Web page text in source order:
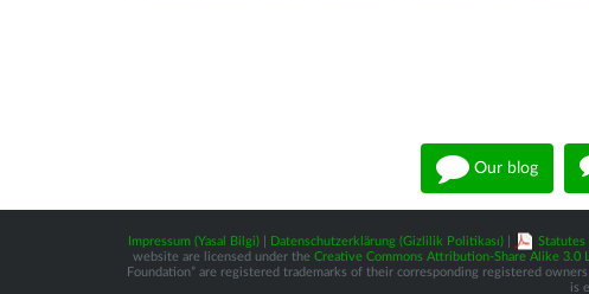
Our blog
Impressum (Yasal Bilgi) Datenschutzerklärung (Gizlilik Politikası) Statutes
website are licensed under the Creative Commons Attribution-Share Alike 3.0
Foundation” are registered trademarks of their corresponding registered
is